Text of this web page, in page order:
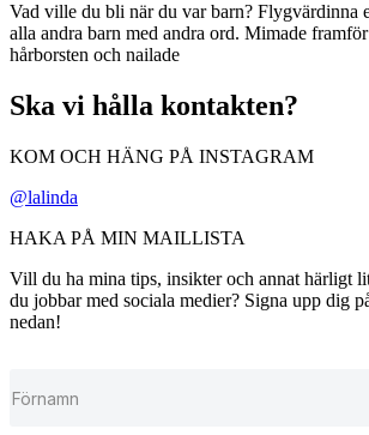
Vad ville du bli när du var barn? Flygvärdinna
alla andra barn med andra ord. Mimade
hårborsten och nailade
Ska vi hålla kontakten?
KOM OCH HÄNG PÅ INSTAGRAM
@lalinda
HAKA PÅ MIN MAILLISTA
Vill du ha mina tips, insikter och annat härligt
du jobbar med sociala medier? Signa upp dig
nedan!